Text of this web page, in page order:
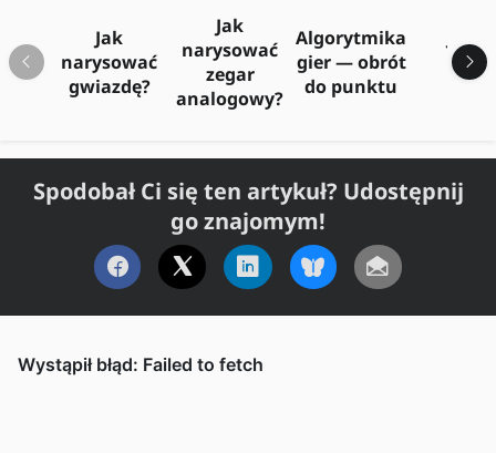
Jak
narysować
gwiazdę?
Jak
narysować
zegar
analogowy?
Algorytmika
gier — obrót
do punktu
Spodobał Ci się ten artykuł? Udostępnij
go znajomym!